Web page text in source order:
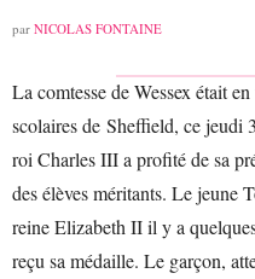
par NICOLAS FONTAINE
La comtesse de Wessex était
scolaires de Sheffield, ce jeudi
roi Charles III a profité de sa
des élèves méritants. Le jeune
reine Elizabeth II il y a
reçu sa médaille. Le garçon,